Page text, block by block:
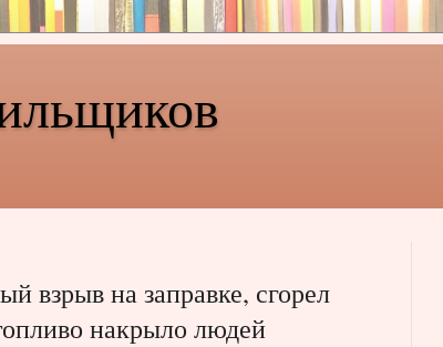
взрыв на заправке, сгорел
накрыло людей